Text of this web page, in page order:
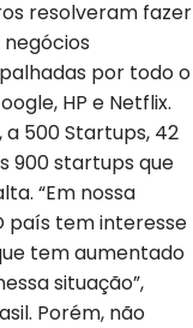
resolveram fazer
por todo o
HP e Netflix.
500 Startups, 42
900 startups que
“Em nossa
país tem interesse
tem aumentado
situação”,
Porém, não